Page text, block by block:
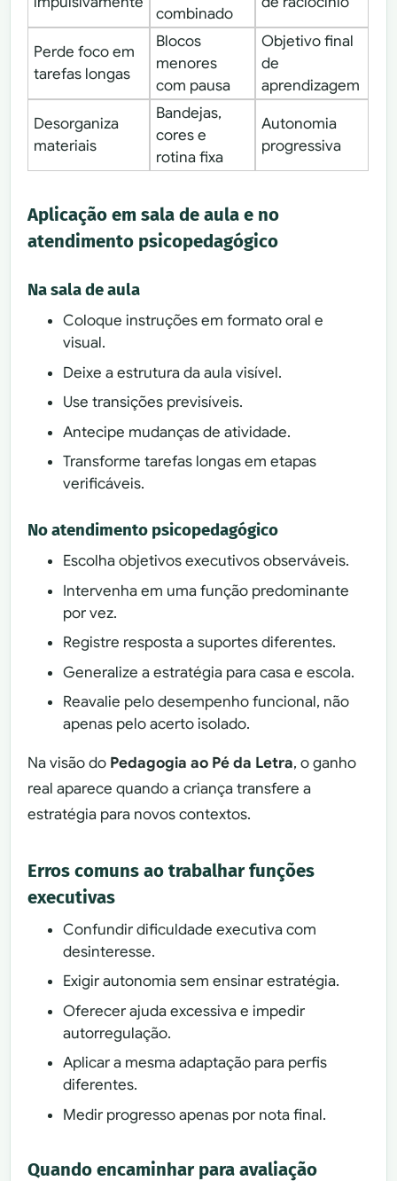
combinado
Perde foco em
tarefas longas
Blocos
menores
com pausa
Objetivo final
de
aprendizagem
Desorganiza
materiais
Bandejas,
cores e
rotina fixa
Autonomia
progressiva
Aplicação em sala de aula e no
atendimento psicopedagógico
Na sala de aula
Coloque instruções em formato oral e
visual.
Deixe a estrutura da aula visível.
Use transições previsíveis.
Antecipe mudanças de atividade.
Transforme tarefas longas em etapas
verificáveis.
No atendimento psicopedagógico
Escolha objetivos executivos observáveis.
Intervenha em uma função predominante
por vez.
Registre resposta a suportes diferentes.
Generalize a estratégia para casa e escola.
Reavalie pelo desempenho funcional, não
apenas pelo acerto isolado.
Na visão do Pedagogia ao Pé da Letra, o ganho
real aparece quando a criança transfere a
estratégia para novos contextos.
Erros comuns ao trabalhar funções
executivas
Confundir dificuldade executiva com
desinteresse.
Exigir autonomia sem ensinar estratégia.
Oferecer ajuda excessiva e impedir
autorregulação.
Aplicar a mesma adaptação para perfis
diferentes.
Medir progresso apenas por nota final.
Quando encaminhar para avaliação